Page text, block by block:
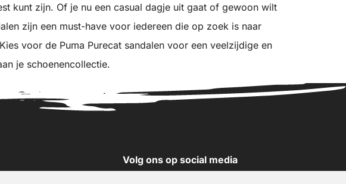
kunt zijn. Of je nu een casual dagje uit gaat of gewoon wilt
zijn een must-have voor iedereen die op zoek is naar
voor de Puma Purecat sandalen voor een veelzijdige en
je schoenencollectie.
Volg ons op social media